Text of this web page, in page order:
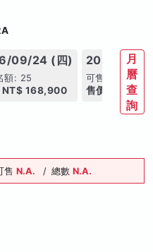
09/24 (四)
額: 25
NT$ 168,900
2026/10/
可售名額: 25
售價: NT$
月
曆
查
詢
售 N.A. / 總數 N.A.